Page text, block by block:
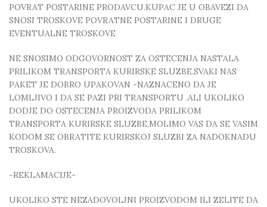
POVRAT POSTARINE PRODAVCU.KUPAC JE U OBAVEZI DA
SNOSI TROSKOVE POVRATNE POSTARINE I DRUGE
EVENTUALNE TROSKOVE
NE SNOSIMO ODGOVORNOST ZA OSTECENJA NASTALA
PRILIKOM TRANSPORTA KURIRSKE SLUZBE.SVAKI NAS
PAKET JE DOBRO UPAKOVAN -NAZNACENO DA JE
LOMLJIVO I DA SE PAZI PRI TRANSPORTU .ALI UKOLIKO
DODJE DO OSTECENJA PROIZVODA PRILIKOM
TRANSPORTA KURIRSKE SLUZBE,MOLIMO VAS DA SE VASIM
KODOM SE OBRATITE KURIRSKOJ SLUZBI ZA NADOKNADU
TROSKOVA.
-REKLAMACIJE-
UKOLIKO STE NEZADOVOLJNI PROIZVODOM ILI ZELITE DA